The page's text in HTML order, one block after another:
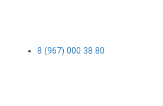
8 (967) 000 38 80